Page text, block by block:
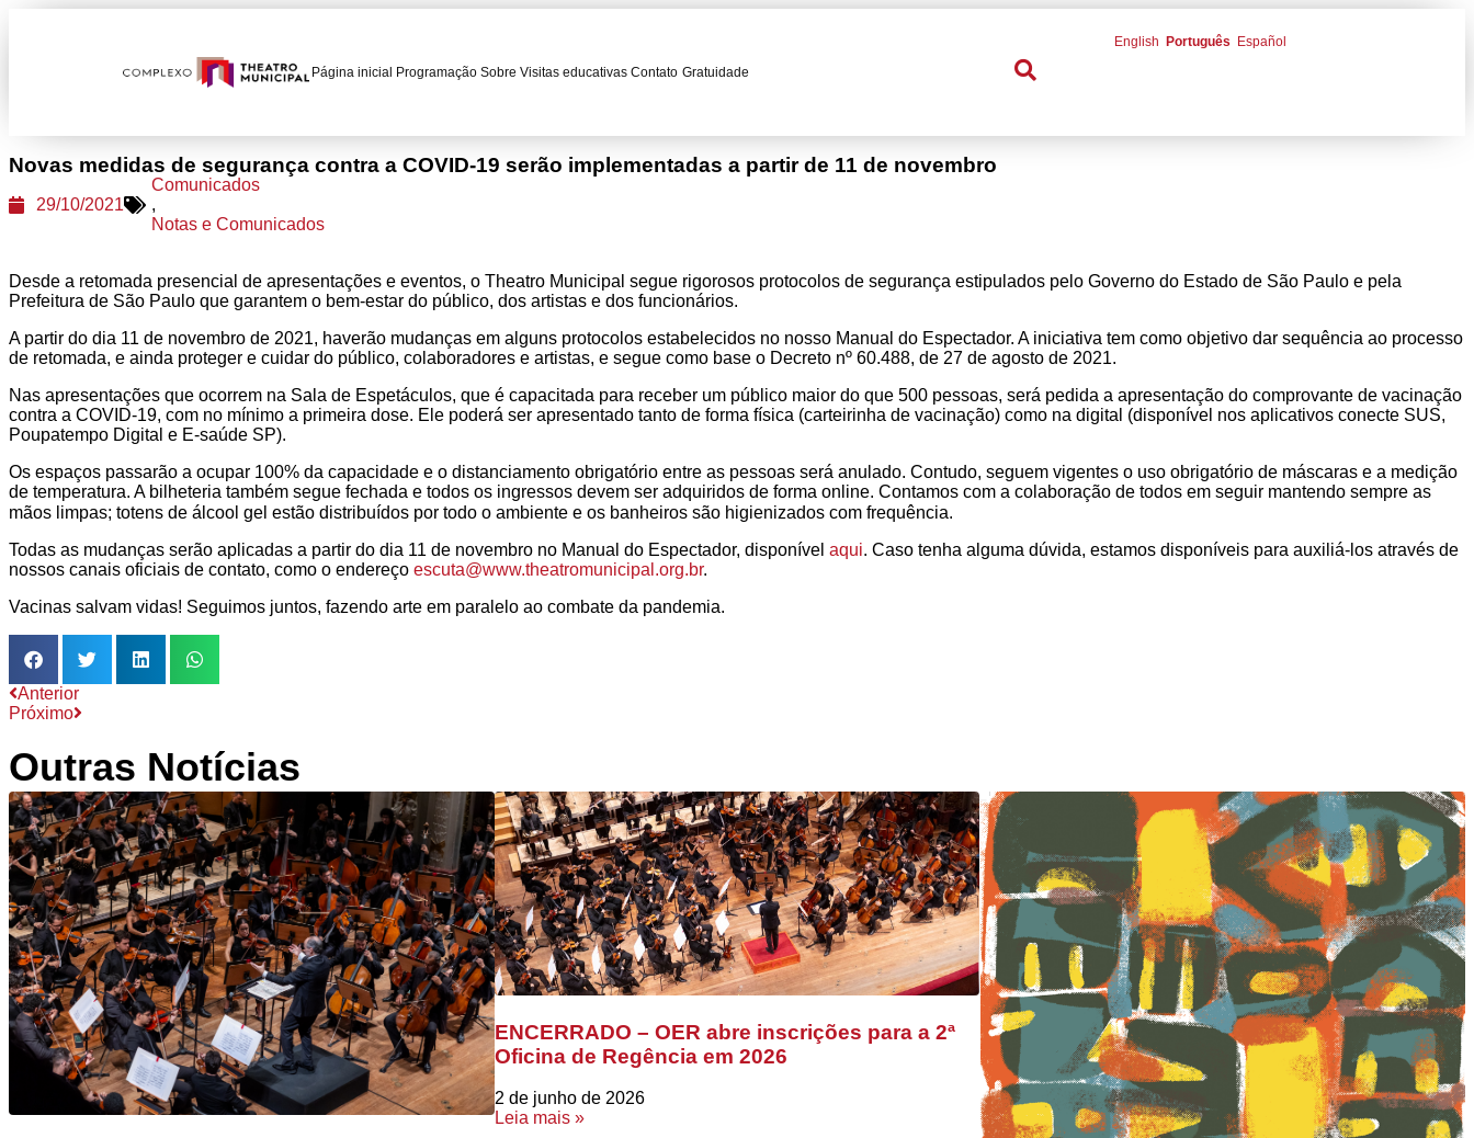
Página inicial Programação Sobre Visitas educativas Contato Gratuidade
English Português Español
Novas medidas de segurança contra a COVID-19 serão implementadas a partir de 11 de novembro
29/10/2021
Comunicados
,
Notas e Comunicados
Desde a retomada presencial de apresentações e eventos, o Theatro Municipal segue rigorosos protocolos de segurança estipulados pelo Governo do Estado de São Paulo e pela
Prefeitura de São Paulo que garantem o bem-estar do público, dos artistas e dos funcionários.
A partir do dia 11 de novembro de 2021, haverão mudanças em alguns protocolos estabelecidos no nosso Manual do Espectador. A iniciativa tem como objetivo dar sequência ao processo
de retomada, e ainda proteger e cuidar do público, colaboradores e artistas, e segue como base o Decreto nº 60.488, de 27 de agosto de 2021.
Nas apresentações que ocorrem na Sala de Espetáculos, que é capacitada para receber um público maior do que 500 pessoas, será pedida a apresentação do comprovante de vacinação
contra a COVID-19, com no mínimo a primeira dose. Ele poderá ser apresentado tanto de forma física (carteirinha de vacinação) como na digital (disponível nos aplicativos conecte SUS,
Poupatempo Digital e E-saúde SP).
Os espaços passarão a ocupar 100% da capacidade e o distanciamento obrigatório entre as pessoas será anulado. Contudo, seguem vigentes o uso obrigatório de máscaras e a medição
de temperatura. A bilheteria também segue fechada e todos os ingressos devem ser adquiridos de forma online. Contamos com a colaboração de todos em seguir mantendo sempre as
mãos limpas; totens de álcool gel estão distribuídos por todo o ambiente e os banheiros são higienizados com frequência.⠀
Todas as mudanças serão aplicadas a partir do dia 11 de novembro no Manual do Espectador, disponível aqui. Caso tenha alguma dúvida, estamos disponíveis para auxiliá-los através de
nossos canais oficiais de contato, como o endereço escuta@www.theatromunicipal.org.br.
Vacinas salvam vidas! Seguimos juntos, fazendo arte em paralelo ao combate da pandemia.
Anterior
Próximo
Outras Notícias
ENCERRADO – OER abre inscrições para a 2ª
Oficina de Regência em 2026
2 de junho de 2026
Leia mais »